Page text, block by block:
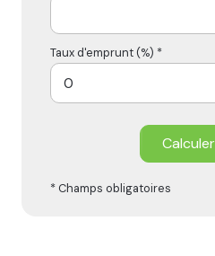
Taux d'emprunt (%) *
Calculer
* Champs obligatoires